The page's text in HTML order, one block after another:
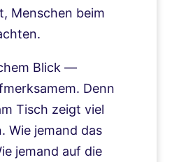
Menschen beim
Blick —
Denn
Tisch zeigt viel
Wie jemand das
jemand auf die